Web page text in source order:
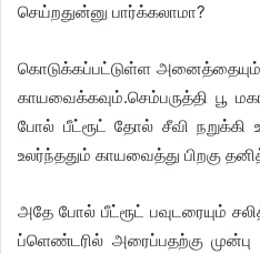
செய்றதுன்னு பார்க்கலாமா?
கொடுக்கப்பட்டுள்ள அனைத்தையும்
காயவைக்கவும்.செம்பருத்தி பூ
போல் பீட்ரூட் தோல் சீவி
உலர்ந்ததும் காயவைத்து பிறகு
அதே போல் பீட்ரூட் பவுடரையும்
ப்ளெண்டரில் அரைப்பதற்கு முன்பு